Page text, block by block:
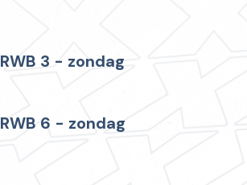
RWB 3 - zondag
RWB 6 - zondag